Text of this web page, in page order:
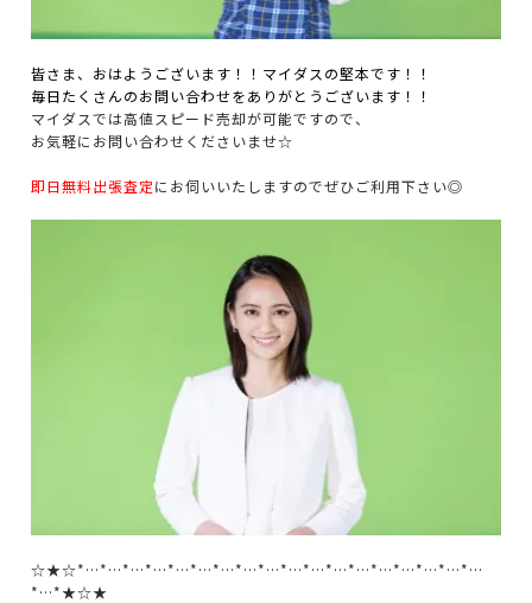
皆さま、おはようございます！！マイダスの堅本です！！
毎日たくさんのお問い合わせをありがとうございます！！
マイダスでは高値スピード売却が可能ですので、
お気軽にお問い合わせくださいませ☆
即日無料出張査定にお伺いいたしますのでぜひご利用下さい◎
☆★☆*…*…*…*…*…*…*…*…*…*…*…*…*…*…*…*…*…*…
*…*★☆★